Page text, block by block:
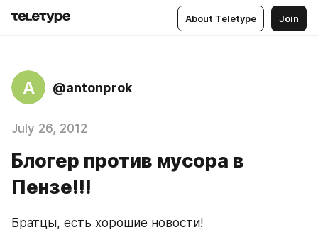
About Teletype Join
A @antonprok
July 26, 2012
Блогер против мусора в
Пензе!!!
Братцы, есть хорошие новости!